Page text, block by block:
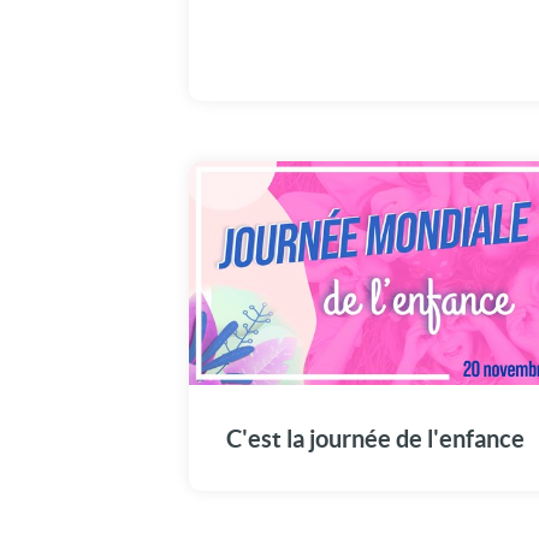
C'est la journée de l'enfance
Le 20 novembre, c'est la journée mondiale